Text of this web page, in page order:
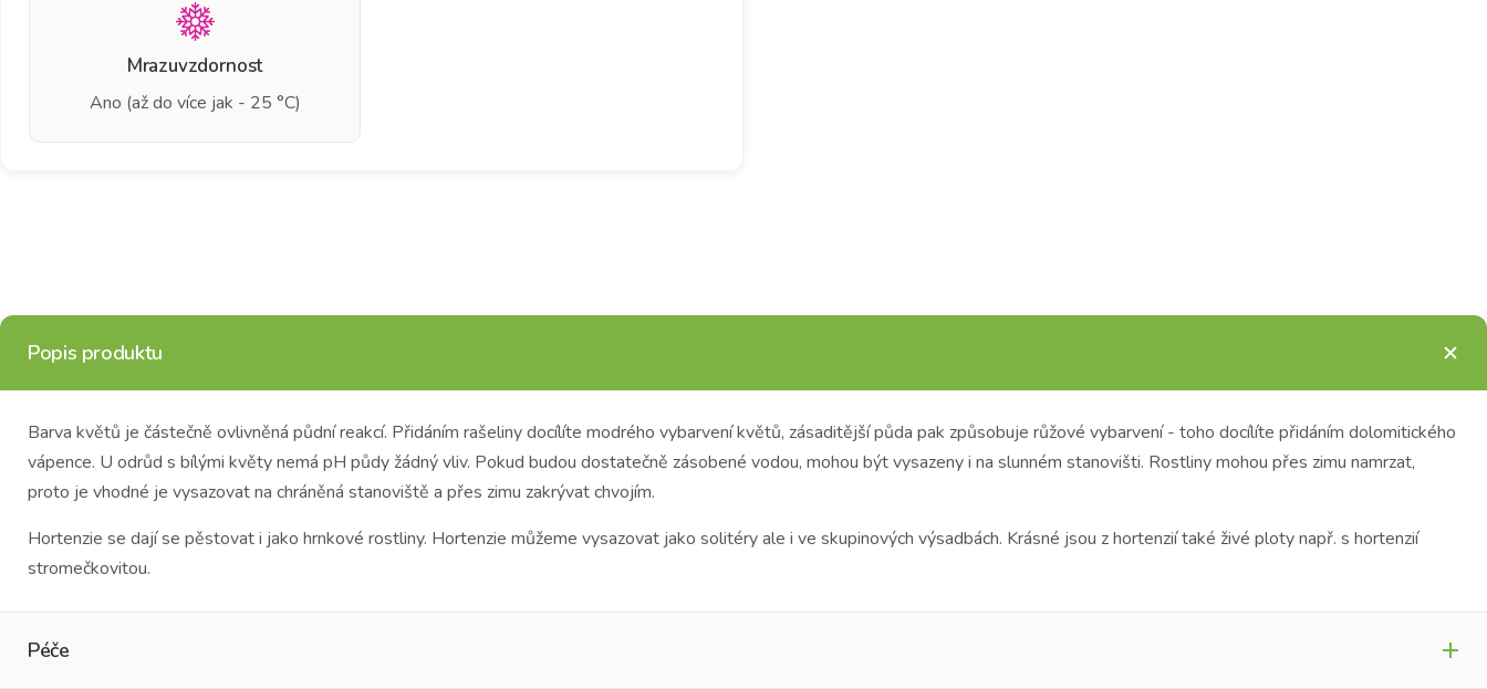
Mrazuvzdornost
Ano (až do více jak - 25 °C)
Popis produktu
Barva květů je částečně ovlivněná půdní reakcí. Přidáním rašeliny docílíte modrého vybarvení květů, zásaditější půda pak způsobuje růžové vybarvení - toho docílíte přidáním dolomitického
vápence. U odrůd s bílými květy nemá pH půdy žádný vliv. Pokud budou dostatečně zásobené vodou, mohou být vysazeny i na slunném stanovišti. Rostliny mohou přes zimu namrzat,
proto je vhodné je vysazovat na chráněná stanoviště a přes zimu zakrývat chvojím.
Hortenzie se dají se pěstovat i jako hrnkové rostliny. Hortenzie můžeme vysazovat jako solitéry ale i ve skupinových výsadbách. Krásné jsou z hortenzií také živé ploty např. s hortenzií
stromečkovitou.
Péče